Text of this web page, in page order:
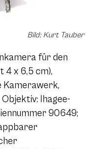
Bild: Kurt Tauber
für den
4 x 6,5 cm),
Kamerawerk,
Ihagee-
90649;